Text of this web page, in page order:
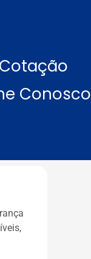
Cotação
Conosco